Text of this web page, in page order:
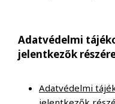
Adatvédelmi
jelentkezők
Adatvédelmi